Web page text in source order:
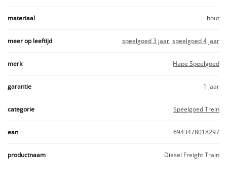
materiaal hout
meer op leeftijd speelgoed 3 jaar, speelgoed 4 jaar
merk Hape Speelgoed
garantie 1 jaar
categorie Speelgoed Trein
ean 6943478018297
productnaam Diesel Freight Train